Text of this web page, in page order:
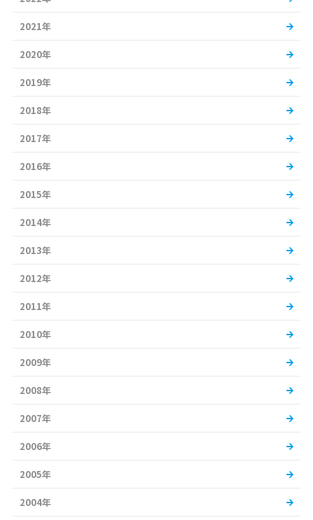
2021年
2020年
2019年
2018年
2017年
2016年
2015年
2014年
2013年
2012年
2011年
2010年
2009年
2008年
2007年
2006年
2005年
2004年